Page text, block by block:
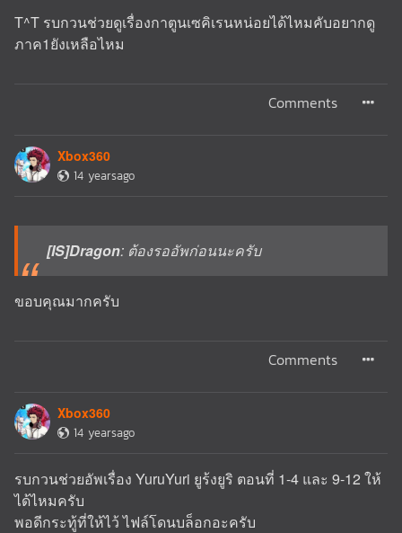
T^T รบกวนช่วยดูเรื่องกาตูนเซคิเรนหน่อยได้ไหมคับอยากดู
ภาค1ยังเหลือไหม
Comments
Xbox360
14 yearsago
[IS]Dragon: ต้องรออัพก่อนนะครับ
ขอบคุณมากครับ
Comments
Xbox360
14 yearsago
รบกวนช่วยอัพเรื่อง YuruYuri ยูร้งยูริ ตอนที่ 1-4 และ 9-12 ให้
ได้ไหมครับ
พอดีกระทู้ที่ให้ไว้ ไฟล์โดนบล็อกอะครับ